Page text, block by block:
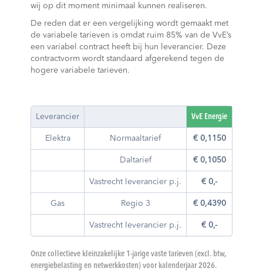
wij op dit moment minimaal kunnen realiseren.
De reden dat er een vergelijking wordt gemaakt met
de variabele tarieven is omdat ruim 85% van de VvE’s
een variabel contract heeft bij hun leverancier. Deze
contractvorm wordt standaard afgerekend tegen de
hogere variabele tarieven.
Leverancier VvE Energie
Elektra Normaaltarief € 0,1150
Daltarief € 0,1050
Vastrecht leverancier p.j. € 0,-
Gas Regio 3 € 0,4390
Vastrecht leverancier p.j. € 0,-
Onze collectieve kleinzakelijke 1-jarige vaste tarieven (excl. btw,
energiebelasting en netwerkkosten) voor kalenderjaar 2026.